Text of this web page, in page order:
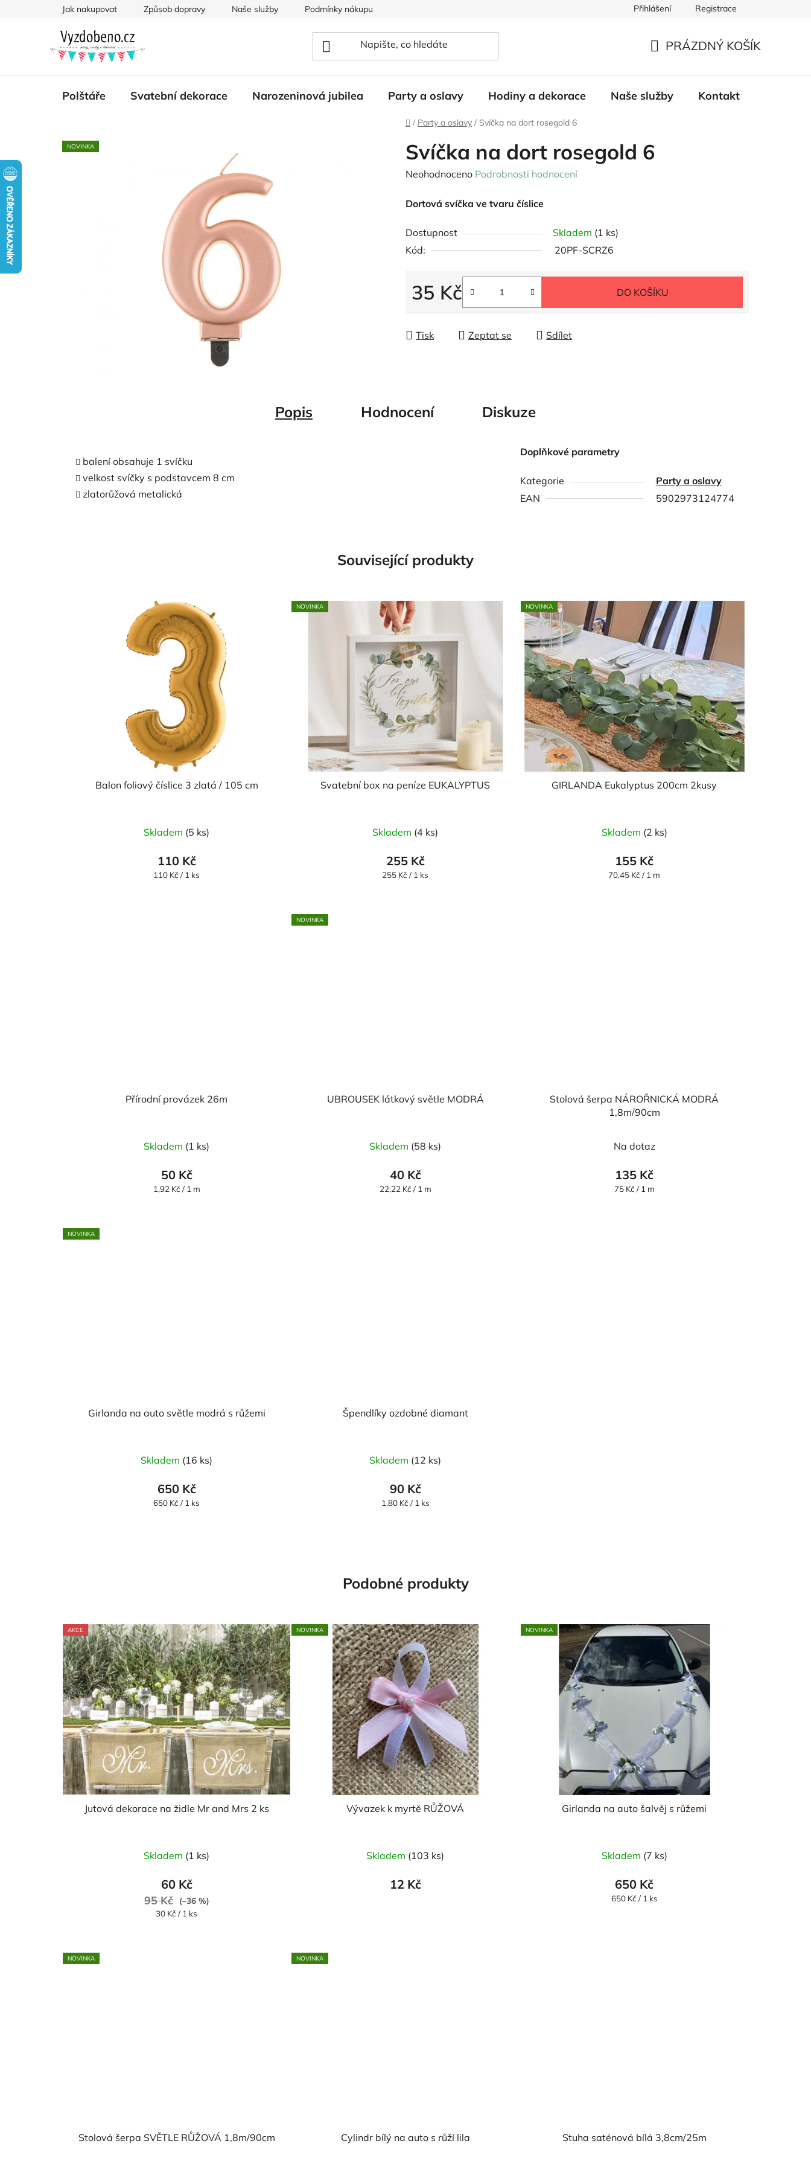
Jak nakupovat Způsob dopravy Naše služby Podmínky nákupu Přihlášení Registrace
KOŠÍK
PRÁZDNÝ KOŠÍK
Polštáře Svatební dekorace Narozeninová jubilea Party a oslavy Hodiny a dekorace Naše služby Kontakt
Domů
/ Party a oslavy / Svíčka na dort rosegold 6
Svíčka na dort rosegold 6
Průměrné
produktu
0,0
z
hvězdiček.
Neohodnoceno Podrobnosti hodnocení
Dortová svíčka ve tvaru číslice
Dostupnost Skladem (1 ks)
Kód:
20PF-SCRZ6
35 Kč
Měrná cena:
DO KOŠÍKU
Tisk Zeptat se Sdílet
NOVINKA
Popis Hodnocení Diskuze
balení obsahuje 1 svíčku
velkost svíčky s podstavcem 8 cm
zlatorůžová metalická
Doplňkové parametry
Kategorie
Party a oslavy
EAN
5902973124774
Související produkty
Balon foliový číslice 3 zlatá / 105 cm
Skladem (5 ks)
110 Kč
Měrná
110 Kč / 1 ks
NOVINKA
Svatební box na peníze EUKALYPTUS
Skladem (4 ks)
255 Kč
Měrná
255 Kč / 1 ks
NOVINKA
GIRLANDA Eukalyptus 200cm 2kusy
Skladem (2 ks)
155 Kč
Měrná
70,45 Kč / 1 m
Přírodní provázek 26m
Skladem (1 ks)
50 Kč
Měrná
1,92 Kč / 1 m
NOVINKA
UBROUSEK látkový světle MODRÁ
Skladem (58 ks)
40 Kč
Měrná
22,22 Kč / 1 m
Stolová šerpa NÁROŘNICKÁ MODRÁ
1,8m/90cm
Na dotaz
135 Kč
Měrná
75 Kč / 1 m
NOVINKA
Girlanda na auto světle modrá s růžemi
Skladem (16 ks)
650 Kč
Měrná
650 Kč / 1 ks
Špendlíky ozdobné diamant
Skladem (12 ks)
90 Kč
Měrná
1,80 Kč / 1 ks
Podobné produkty
AKCE
Jutová dekorace na židle Mr and Mrs 2 ks
Skladem (1 ks)
60 Kč
95 Kč
(–36 %)
Měrná
30 Kč / 1 ks
NOVINKA
Vývazek k myrtě RŮŽOVÁ
Skladem (103 ks)
12 Kč
NOVINKA
Girlanda na auto šalvěj s růžemi
Skladem (7 ks)
650 Kč
Měrná
650 Kč / 1 ks
NOVINKA
Stolová šerpa SVĚTLE RŮŽOVÁ 1,8m/90cm
NOVINKA
Cylindr bílý na auto s růží lila Stuha saténová bílá 3,8cm/25m